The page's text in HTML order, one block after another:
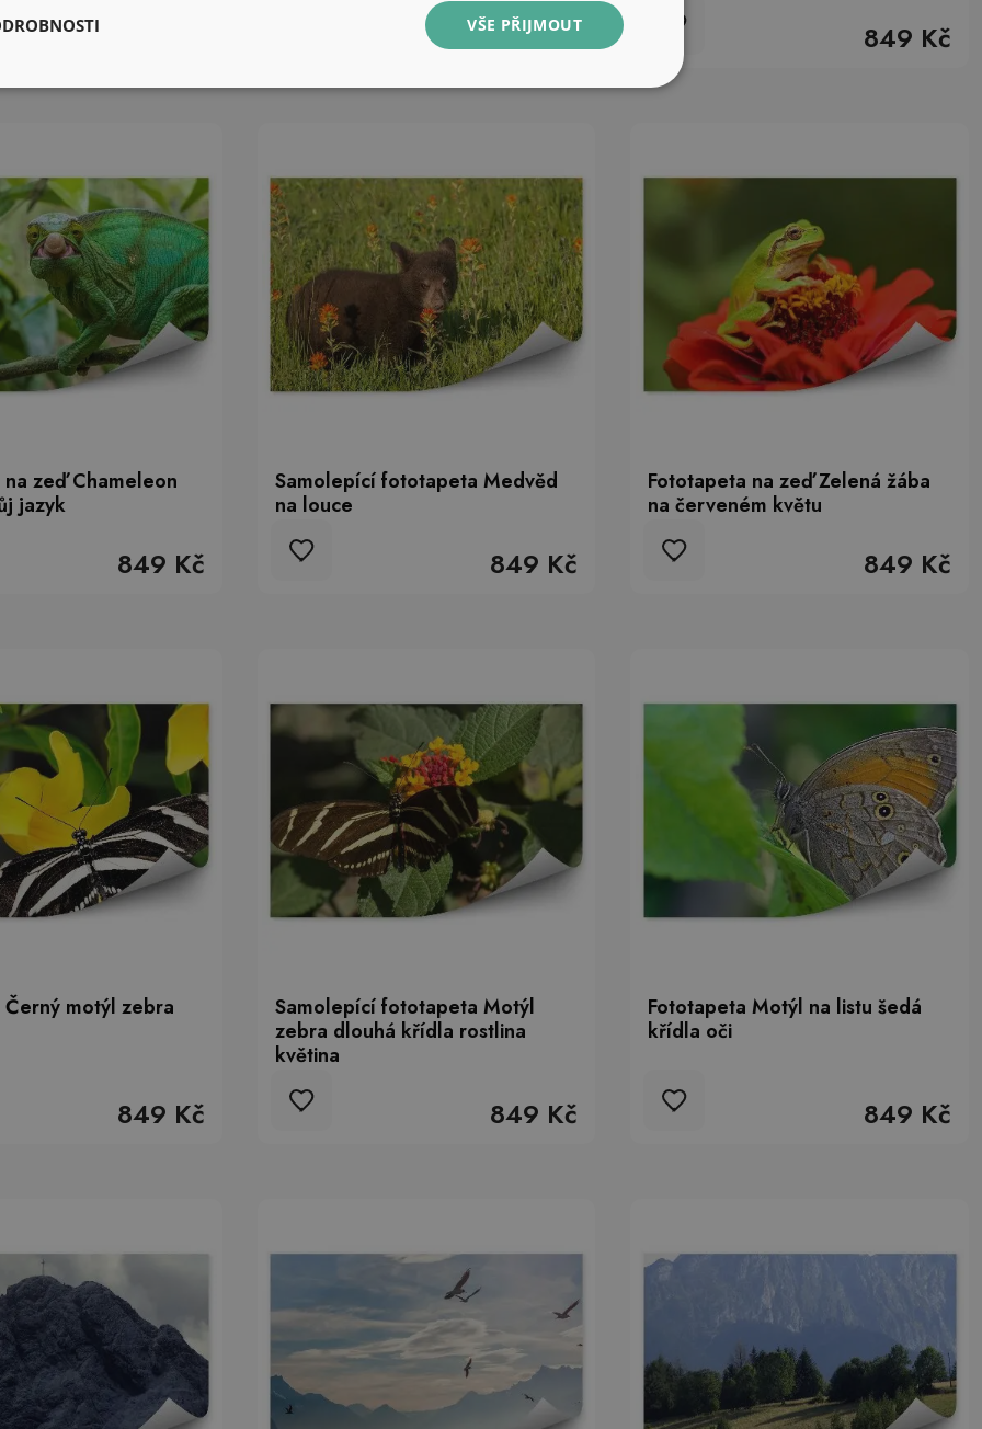
849 Kč 849 Kč
zeď Chameleon
jazyk
849 Kč
Samolepící fototapeta Medvěd
na louce
849 Kč
Fototapeta na zeď Zelená žába
na červeném květu
849 Kč
motýl zebra
849 Kč
Samolepící fototapeta Motýl
zebra dlouhá křídla rostlina
květina
849 Kč
Fototapeta Motýl na listu šedá
křídla oči
849 Kč
VŠE PŘIJMOUT